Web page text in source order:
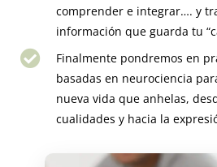
comprender e integrar…. y
información que guarda tu
Finalmente pondremos en
basadas en neurociencia
nueva vida que anhelas,
cualidades y hacia la